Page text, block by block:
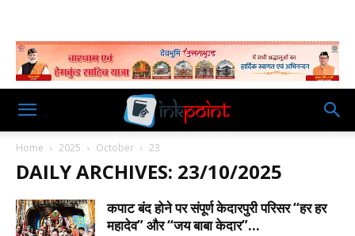
Home 2025 October 23
DAILY ARCHIVES: 23/10/2025
कपाट बंद होने पर संपूर्ण केदारपुरी परिसर “हर हर
महादेव” और “जय बाबा केदार”...